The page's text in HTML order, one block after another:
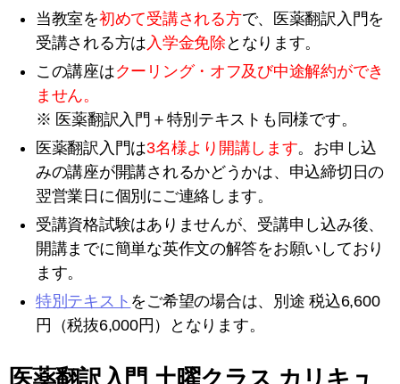
当教室を初めて受講される方で、医薬翻訳入門を
受講される方は入学金免除 となります。
この講座はクーリング・オフ及び中途解約ができ
ません。
※ 医薬翻訳入門＋特別テキストも同様です。
医薬翻訳入門は3名様より開講します。お申し込
みの講座が開講されるかどうかは、申込締切日の
翌営業日に個別にご連絡します。
受講資格試験はありませんが、受講申し込み後、
開講までに簡単な英作文の解答をお願いしており
ます。
特別テキスト をご希望の場合は、別途 税込6,600
円（税抜6,000円）となります。